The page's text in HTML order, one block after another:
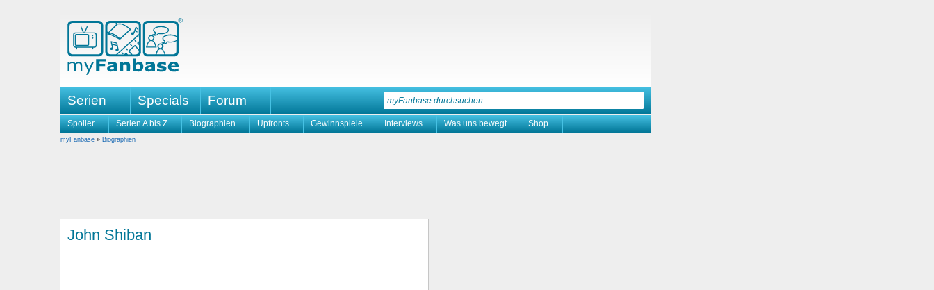
Serien Specials Forum
Spoiler Serien A bis Z Biographien Upfronts Gewinnspiele Interviews Was uns bewegt Shop
myFanbase » Biographien
John Shiban